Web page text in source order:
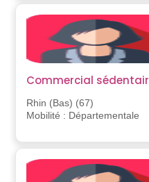
Commercial
Rhin (Bas) (67)
Mobilité : Départementale